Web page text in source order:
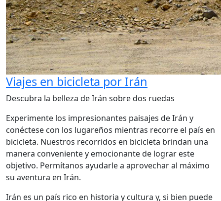
Viajes en bicicleta por Irán
Descubra la belleza de Irán sobre dos ruedas
Experimente los impresionantes paisajes de Irán y
conéctese con los lugareños mientras recorre el país en
bicicleta. Nuestros recorridos en bicicleta brindan una
manera conveniente y emocionante de lograr este
objetivo. Permítanos ayudarle a aprovechar al máximo
su aventura en Irán.
Irán es un país rico en historia y cultura y, si bien puede